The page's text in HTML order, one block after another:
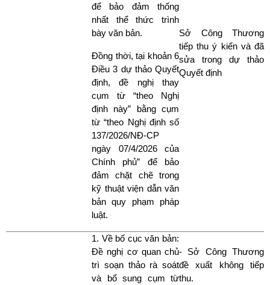
để bảo đảm thống
nhất thể thức trình
bày văn bản.
Đồng thời, tại khoản 6
Điều 3 dự thảo Quyết
định, đề nghị thay
cụm từ “theo Nghị
định này” bằng cụm
từ “theo Nghị định số
137/2026/NĐ-CP
ngày 07/4/2026 của
Chính phủ” để bảo
đảm chặt chẽ trong
kỹ thuật viện dẫn văn
bản quy phạm pháp
luật.
Sở Công Thương
tiếp thu ý kiến và đã
sửa trong dự thảo
Quyết định
1. Về bố cục văn bản:
Đề nghị cơ quan chủ
trì soạn thảo rà soát
và bổ sung cụm từ
- Sở Công Thương
đề xuất không tiếp
thu.